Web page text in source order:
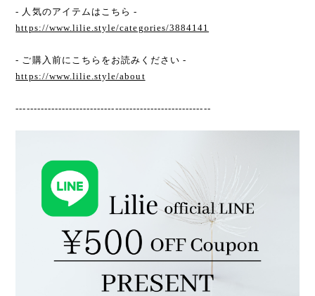
- 人気のアイテムはこちら -
https://www.lilie.style/categories/3884141
- ご購入前にこちらをお読みください -
https://www.lilie.style/about
-------------------------------------------------------